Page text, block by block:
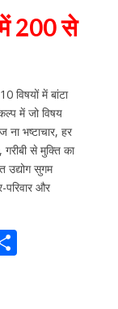
200 से
विषयों में बांटा
में जो विषय
ना भष्टाचार, हर
गरीबी से मुक्ति का
उद्योग सुगम
परिवार और
S